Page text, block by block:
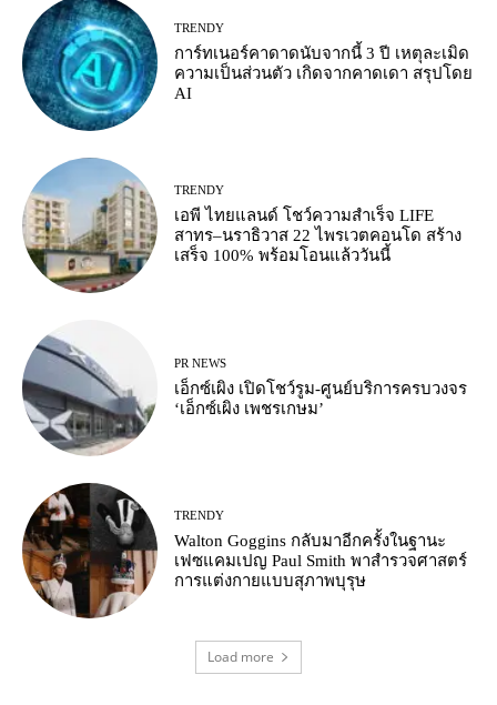
TRENDY
การ์ทเนอร์คาดาดนับจากนี้ 3 ปี เหตุละเมิด
ความเป็นส่วนตัว เกิดจากคาดเดา สรุปโดย
AI
TRENDY
เอพี ไทยแลนด์ โชว์ความสำเร็จ LIFE
สาทร–นราธิวาส 22 ไพรเวตคอนโด สร้าง
เสร็จ 100% พร้อมโอนแล้ววันนี้
PR NEWS
เอ็กซ์เผิง เปิดโชว์รูม-ศูนย์บริการครบวงจร
‘เอ็กซ์เผิง เพชรเกษม’
TRENDY
Walton Goggins กลับมาอีกครั้งในฐานะ
เฟซแคมเปญ Paul Smith พาสำรวจศาสตร์
การแต่งกายแบบสุภาพบุรุษ
Load more